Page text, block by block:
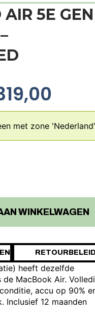
5E GEN
met zone 'Nederland'
WINKELWAGEN
RETOURBELEID
heeft dezelfde
de MacBook Air.
accu op 90%
Inclusief 12 maanden